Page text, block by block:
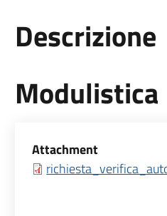
Descrizione
Modulistica
Allegati
Attachment